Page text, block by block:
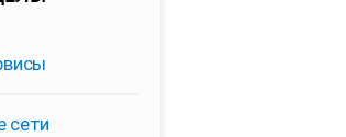
сети